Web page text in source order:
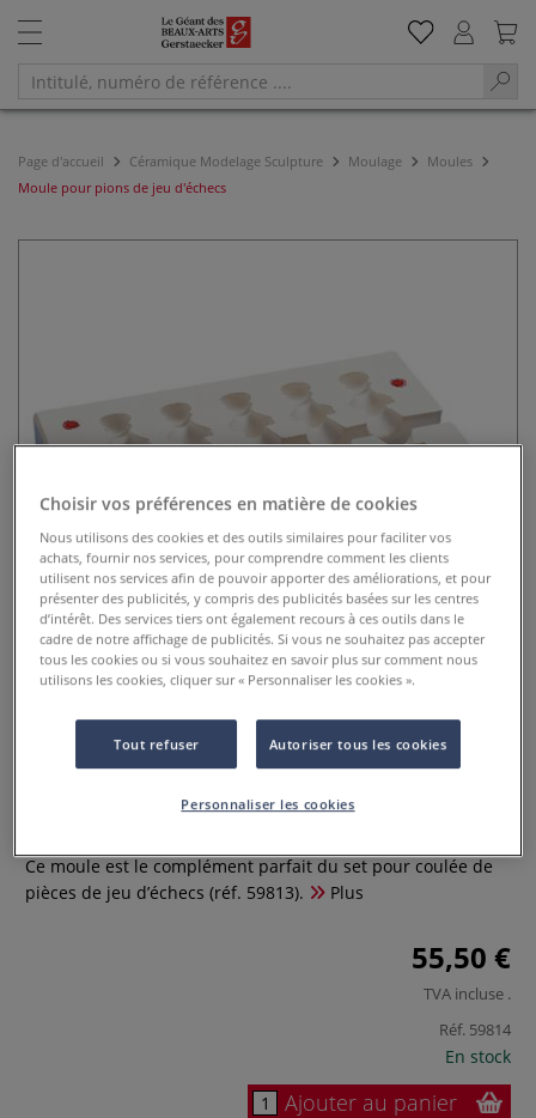
Page d'accueil Céramique Modelage Sculpture Moulage
Moules
Moule pour pions de jeu d'échecs
Moule pour pions de jeu d'échecs
Ce moule est le complément parfait du set pour coulée de
pièces de jeu d’échecs (réf. 59813).
Plus
55,50 €
TVA incluse .
Réf. 59814
En stock
Ajouter au panier
Choisir vos préférences en matière de cookies
Nous utilisons des cookies et des outils similaires pour faciliter vos
achats, fournir nos services, pour comprendre comment les clients
utilisent nos services afin de pouvoir apporter des améliorations, et pour
présenter des publicités, y compris des publicités basées sur les centres
d’intérêt. Des services tiers ont également recours à ces outils dans le
cadre de notre affichage de publicités. Si vous ne souhaitez pas accepter
tous les cookies ou si vous souhaitez en savoir plus sur comment nous
utilisons les cookies, cliquer sur « Personnaliser les cookies ».
Tout refuser Autoriser tous les cookies
Personnaliser les cookies